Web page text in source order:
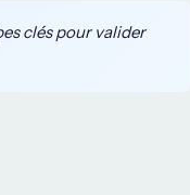
clés pour valider